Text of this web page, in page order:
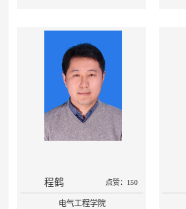
程鹤 点赞：150
电气工程学院